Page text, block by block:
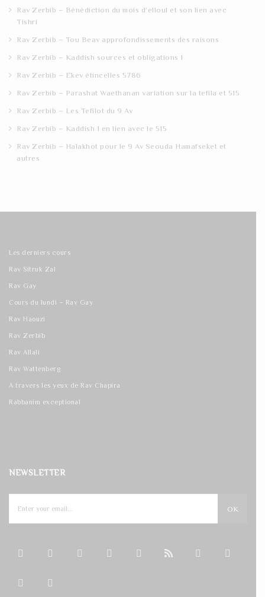
Rav Zerbib – Bénédiction du mois d’elloul et son lien avec
Tishri
Rav Zerbib – Tou Beav approfondissements des raisons
Rav Zerbib – Kaddish sources et obligations 1
Rav Zerbib – Ekev étincelles 5786
Rav Zerbib – Parashat Waethanan variation sur la tefila et 515
Rav Zerbib – Les Tefilot du 9 Av
Rav Zerbib – Kaddish 1 en lien avec le 515
Rav Zerbib – Halakhot pour le 9 Av Seouda Hamafseket et
autres
Les derniers cours
Rav Sitruk Zal
Rav Gay
Cours du lundi – Rav Gay
Rav Haouzi
Rav Zerbib
Rav Allali
Rav Wattenberg
A travers les yeux de Rav Chapira
Rabbanim exceptional
NEWSLETTER
OK